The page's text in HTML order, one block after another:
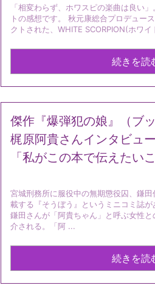
「相変わらず、ホワスピの楽曲は良い
トの感想です。 秋元康総合プロデュー
クトされた、WHITE SCORPION(ホワ
続きを読
傑作『爆弾犯の娘』（ブ
梶原阿貴さんインタビュー
「私がこの本で伝えたいこ
宮城刑務所に服役中の無期懲役囚、鎌
載する『そうぼう』というミニコミ誌
鎌田さんが「阿貴ちゃん」と呼ぶ女性
介される。「阿 ...
続きを読